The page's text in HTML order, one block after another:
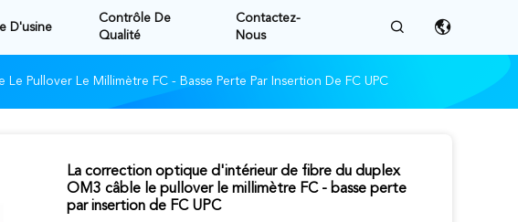
D'usine
Contrôle De
Qualité
Contactez-
Nous
Pullover Le Millimètre FC - Basse Perte Par Insertion De FC UPC
La correction optique d'intérieur de fibre du duplex
OM3 câble le pullover le millimètre FC - basse perte
par insertion de FC UPC